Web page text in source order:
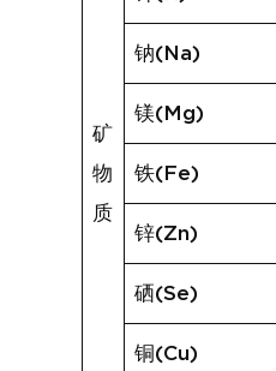
矿
物
质
钠(Na)
镁(Mg)
铁(Fe)
锌(Zn)
硒(Se)
铜(Cu)